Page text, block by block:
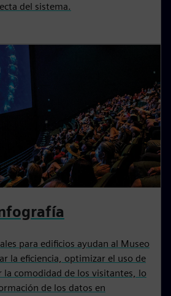
del sistema.
para edificios ayudan al Museo
la eficiencia, optimizar el uso de
la comodidad de los visitantes, lo
de los datos en